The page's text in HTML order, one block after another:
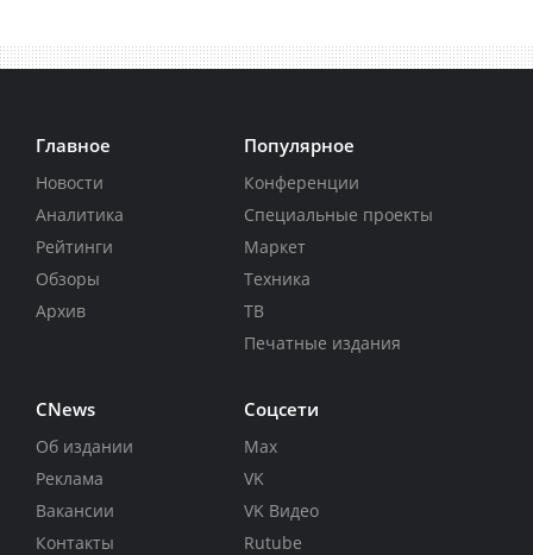
Главное
Новости
Аналитика
Рейтинги
Обзоры
Архив
Популярное
Конференции
Специальные проекты
Маркет
Техника
ТВ
Печатные издания
CNews
Об издании
Реклама
Вакансии
Контакты
Соцсети
Max
VK
VK Видео
Rutube